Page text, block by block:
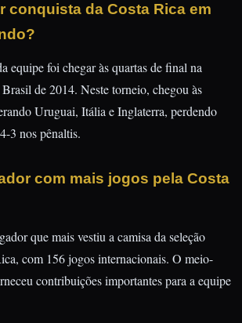
conquista da Costa Rica em
equipe foi chegar às quartas de final na
de 2014. Neste torneio, chegou às
Uruguai, Itália e Inglaterra, perdendo
3 nos pênaltis.
com mais jogos pela Costa
que mais vestiu a camisa da seleção
com 156 jogos internacionais. O meio-
contribuições importantes para a equipe